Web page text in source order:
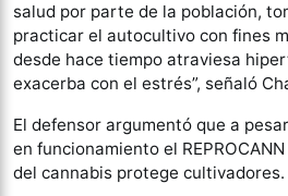
salud por parte de la población,
practicar el autocultivo con fines
desde hace tiempo atraviesa
exacerba con el estrés”, señaló
El defensor argumentó que a
en funcionamiento el
del cannabis protege cultivadores.